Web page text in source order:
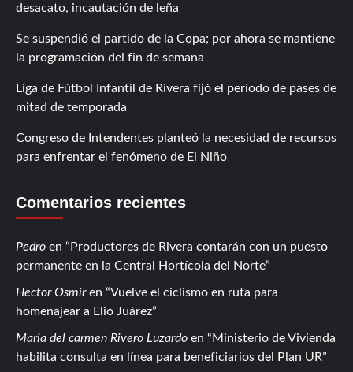
desacato, incautación de leña
Se suspendió el partido de la Copa; por ahora se mantiene
la programación del fin de semana
Liga de Fútbol Infantil de Rivera fijó el período de pases de
mitad de temporada
Congreso de Intendentes planteó la necesidad de recursos
para enfrentar el fenómeno de El Niño
Comentarios recientes
Pedro en
Productores de Rivera contarán con un puesto
permanente en la Central Hortícola del Norte
Hector Osmiren
Vuelve el ciclismo en ruta para
homenajear a Elio Juárez
Maria del carmen Rivero Luzardo en
Ministerio de Vivienda
habilita consulta en línea para beneficiarios del Plan UR